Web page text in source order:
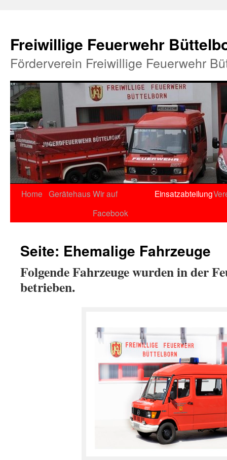
Freiwillige Feuerwehr
Förderverein Freiwillige Feuerwehr
Home Gerätehaus Wir auf
Facebook
Einsatzabteilung
Seite: Ehemalige Fahrzeuge
Folgende Fahrzeuge wurden in der
betrieben.